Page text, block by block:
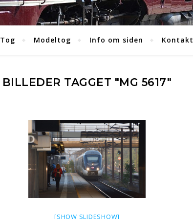
Tog Modeltog Info om siden Kontakt
BILLEDER TAGGET "MG 5617"
[SHOW SLIDESHOW]